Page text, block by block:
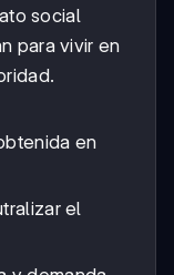
social
para vivir en
en
el